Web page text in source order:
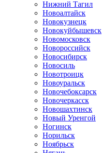
Нижний Тагил
Новоалтайск
Новокузнецк
Новокуйбышевск
Новомосковск
Новороссийск
Новосибирск
Новосиль
Новотроицк
Новоуральск
Новочебоксарск
Новочеркасск
Новошахтинск
Новый Уренгой
Ногинск
Норильск
Ноябрьск